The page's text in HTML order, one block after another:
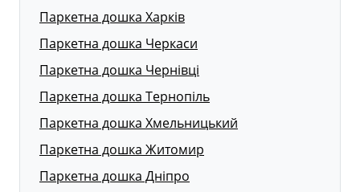
Паркетна дошка Харків
Паркетна дошка Черкаси
Паркетна дошка Чернівці
Паркетна дошка Тернопіль
Паркетна дошка Хмельницький
Паркетна дошка Житомир
Паркетна дошка Дніпро